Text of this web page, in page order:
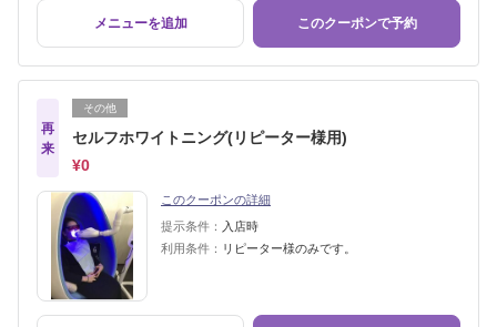
メニューを追加 このクーポンで予約
再
来
その他
セルフホワイトニング(リピーター様用)
¥0
このクーポンの詳細
提示条件：
入店時
利用条件： リピーター様のみです。